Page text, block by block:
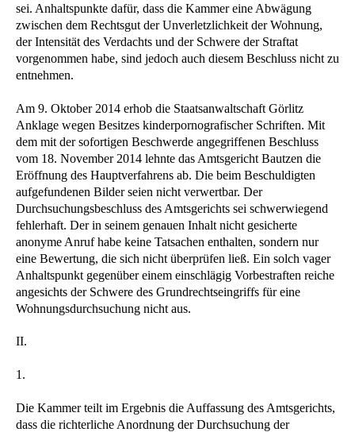
sei. Anhaltspunkte dafür, dass die Kammer eine Abwägung
zwischen dem Rechtsgut der Unverletzlichkeit der Wohnung,
der Intensität des Verdachts und der Schwere der Straftat
vorgenommen habe, sind jedoch auch diesem Beschluss nicht zu
entnehmen.
Am 9. Oktober 2014 erhob die Staatsanwaltschaft Görlitz
Anklage wegen Besitzes kinderpornografischer Schriften. Mit
dem mit der sofortigen Beschwerde angegriffenen Beschluss
vom 18. November 2014 lehnte das Amtsgericht Bautzen die
Eröffnung des Hauptverfahrens ab. Die beim Beschuldigten
aufgefundenen Bilder seien nicht verwertbar. Der
Durchsuchungsbeschluss des Amtsgerichts sei schwerwiegend
fehlerhaft. Der in seinem genauen Inhalt nicht gesicherte
anonyme Anruf habe keine Tatsachen enthalten, sondern nur
eine Bewertung, die sich nicht überprüfen ließ. Ein solch vager
Anhaltspunkt gegenüber einem einschlägig Vorbestraften reiche
angesichts der Schwere des Grundrechtseingriffs für eine
Wohnungsdurchsuchung nicht aus.
II.
1.
Die Kammer teilt im Ergebnis die Auffassung des Amtsgerichts,
dass die richterliche Anordnung der Durchsuchung der